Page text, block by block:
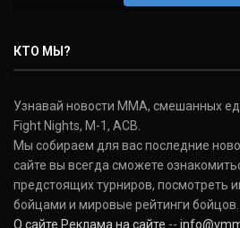
Donald Cerrone
(36-15-0, 1)
Исраэль Адесанья
Israel Adesanya
(19-0-0, 0)
КТО МЫ?
Узнавай новости ММА, смешанных
Fight Nights, M-1, ACB.
Мы собираем для вас последние
сайте вы всегда сможете
предстоящих турниров, посмотреть
бойцами и мировые рейтинги бойцов.
О сайте Реклама на сайте --